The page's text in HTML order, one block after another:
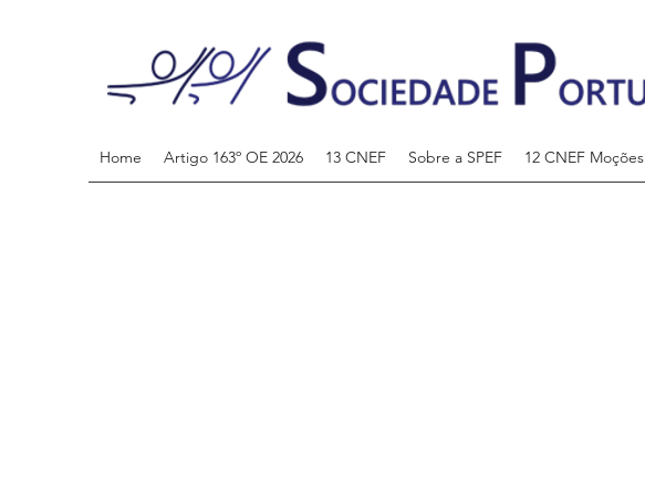
Home Artigo 163º OE 2026 13 CNEF Sobre a SPEF 12 CNEF Moções